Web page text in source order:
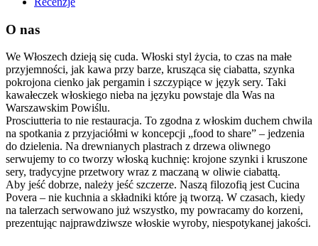
O nas
We Włoszech dzieją się cuda. Włoski styl życia, to czas na małe
przyjemności, jak kawa przy barze, krusząca się ciabatta, szynka
pokrojona cienko jak pergamin i szczypiące w język sery. Taki
kawałeczek włoskiego nieba na języku powstaje dla Was na
Warszawskim Powiślu.
Prosciutteria to nie restauracja. To zgodna z włoskim duchem chwila
na spotkania z przyjaciółmi w koncepcji „food to share” – jedzenia
do dzielenia. Na drewnianych plastrach z drzewa oliwnego
serwujemy to co tworzy włoską kuchnię: krojone szynki i kruszone
sery, tradycyjne przetwory wraz z maczaną w oliwie ciabattą.
Aby jeść dobrze, należy jeść szczerze. Naszą filozofią jest Cucina
Povera – nie kuchnia a składniki które ją tworzą. W czasach, kiedy
na talerzach serwowano już wszystko, my powracamy do korzeni,
prezentując najprawdziwsze włoskie wyroby, niespotykanej jakości.